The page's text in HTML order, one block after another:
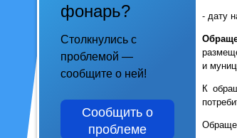
фонарь?
Столкнулись с
проблемой —
сообщите о ней!
Сообщить о
проблеме
- дату
и
К